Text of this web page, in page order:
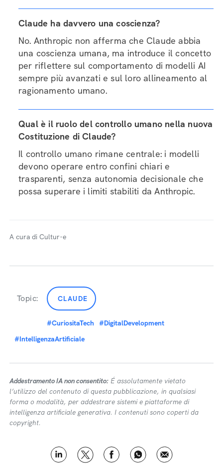
Claude ha davvero una coscienza?
No. Anthropic non afferma che Claude abbia
una coscienza umana, ma introduce il concetto
per riflettere sul comportamento di modelli AI
sempre più avanzati e sul loro allineamento al
ragionamento umano.
Qual è il ruolo del controllo umano nella nuova
Costituzione di Claude?
Il controllo umano rimane centrale: i modelli
devono operare entro confini chiari e
trasparenti, senza autonomia decisionale che
possa superare i limiti stabiliti da Anthropic.
A cura di Cultur-e
Topic: CLAUDE
#CuriositaTech
#DigitalDevelopment
#IntelligenzaArtificiale
Addestramento IA non consentito: É assolutamente vietato
l’utilizzo del contenuto di questa pubblicazione, in qualsiasi
forma o modalità, per addestrare sistemi e piattaforme di
intelligenza artificiale generativa. I contenuti sono coperti da
copyright.